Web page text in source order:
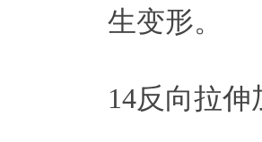
生变形。
14反向拉伸